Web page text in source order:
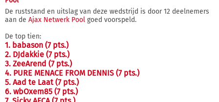
De ruststand en uitslag van deze wedstrijd is door 12 deelnemers
aan de Ajax Netwerk Pool goed voorspeld.
De top tien:
1. babason (7 pts.)
2. DJdakkie (7 pts.)
3. ZeeArend (7 pts.)
4. PURE MENACE FROM DENNIS (7 pts.)
5. Aad te Laat (7 pts.)
6. wbOxem85 (7 pts.)